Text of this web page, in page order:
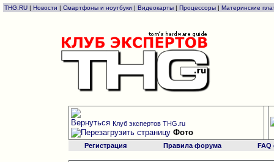
THG.RU | Новости | Смартфоны и ноутбуки | Видеокарты | Процессоры | Материнские
Клуб экспертов THG.ru
Фото
Регистрация Правила форума